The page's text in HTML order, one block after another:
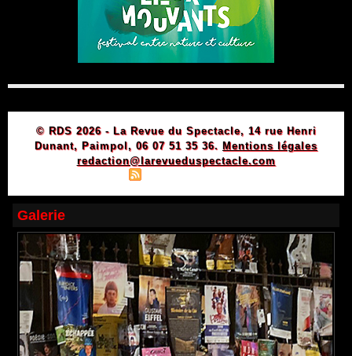
© RDS 2026 - La Revue du Spectacle, 14 rue Henri
Dunant, Paimpol, 06 07 51 35 36. Mentions légales
redaction@larevueduspectacle.com
Galerie